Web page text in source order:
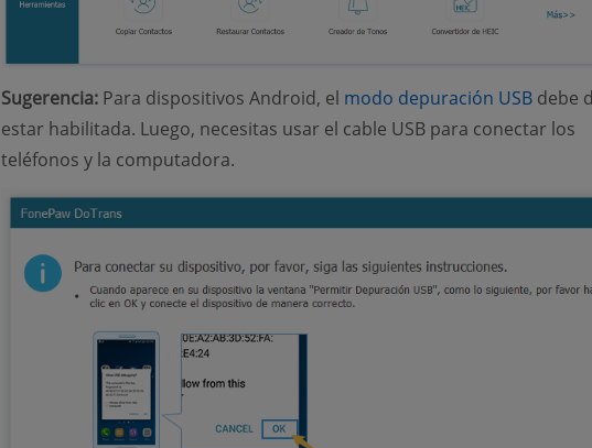
Sugerencia:Para dispositivos Android, el modo depuración USB debe
estar habilitada. Luego, necesitas usar el cable USB para conectar los
teléfonos y la computadora.